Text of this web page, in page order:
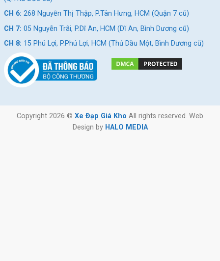
CH 6: 268 Nguyễn Thị Thập, P.Tân Hưng, HCM (Quận 7 cũ)
CH 7: 05 Nguyễn Trãi, P.Dĩ An, HCM (Dĩ An, Bình Dương cũ)
CH 8: 15 Phú Lợi, P.Phú Lợi, HCM (Thủ Dầu Một, Bình Dương cũ)
Copyright 2026 © Xe Đạp Giá Kho All rights reserved. Web
Design by HALO MEDIA